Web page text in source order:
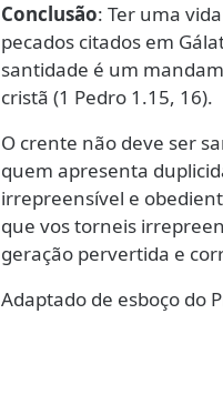
Conclusão: Ter uma
pecados citados em
santidade é um
cristã (1 Pedro 1.15, 16).
O crente não deve ser
quem apresenta
irrepreensível e
que vos torneis
geração pervertida e
Adaptado de esboço do